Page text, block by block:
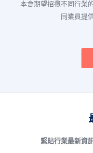
本會期望招攬不同行業
同業員提
緊貼行業最新資